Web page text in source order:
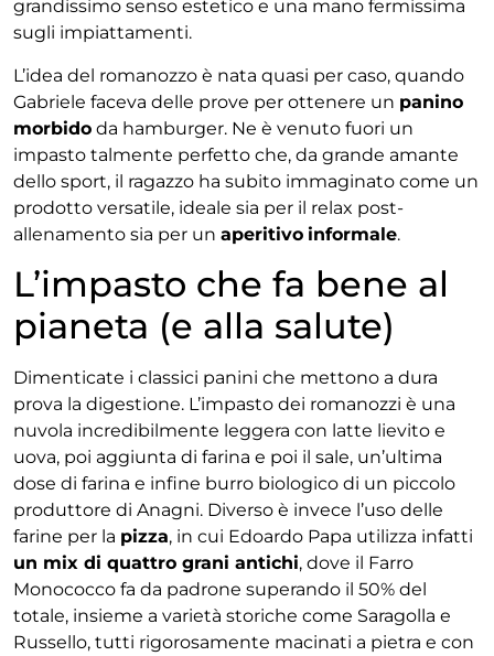
grandissimo senso estetico e una mano fermissima
sugli impiattamenti.
L’idea del romanozzo è nata quasi per caso, quando
Gabriele faceva delle prove per ottenere un panino
morbido da hamburger. Ne è venuto fuori un
impasto talmente perfetto che, da grande amante
dello sport, il ragazzo ha subito immaginato come un
prodotto versatile, ideale sia per il relax post-
allenamento sia per un aperitivo informale.
L’impasto che fa bene al
pianeta (e alla salute)
Dimenticate i classici panini che mettono a dura
prova la digestione. L’impasto dei romanozzi è una
nuvola incredibilmente leggera con latte lievito e
uova, poi aggiunta di farina e poi il sale, un’ultima
dose di farina e infine burro biologico di un piccolo
produttore di Anagni. Diverso è invece l’uso delle
farine per la pizza, in cui Edoardo Papa utilizza infatti
un mix di quattro grani antichi, dove il Farro
Monococco fa da padrone superando il 50% del
totale, insieme a varietà storiche come Saragolla e
Russello, tutti rigorosamente macinati a pietra e con